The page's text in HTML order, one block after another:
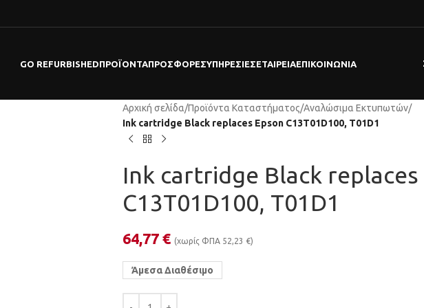
GO REFURBISHEDΠΡΟΪΌΝΤΑΠΡΟΣΦΟΡΕΣΥΠΗΡΕΣΊΕΣΕΤΑΙΡΕΊΑΕΠΙΚΟΙΝΩΝΊΑ
Αρχική σελίδα/Προϊόντα Καταστήματος/Αναλώσιμα Εκτυπωτών/
Ink cartridge Black replaces Epson C13T01D100, T01D1
Ink cartridge Black replaces
C13T01D100, T01D1
64,77 € (χωρίς ΦΠΑ 52,23 €)
Άμεσα Διαθέσιμο